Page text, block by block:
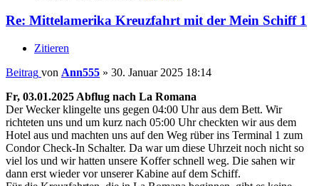
Re: Mittelamerika Kreuzfahrt mit der Mein Schiff 1
Zitieren
Beitrag von Ann555 » 30. Januar 2025 18:14
Fr, 03.01.2025 Abflug nach La Romana
Der Wecker klingelte uns gegen 04:00 Uhr aus dem Bett. Wir
richteten uns und um kurz nach 05:00 Uhr checkten wir aus dem
Hotel aus und machten uns auf den Weg rüber ins Terminal 1 zum
Condor Check-In Schalter. Da war um diese Uhrzeit noch nicht so
viel los und wir hatten unsere Koffer schnell weg. Die sahen wir
dann erst wieder vor unserer Kabine auf dem Schiff.